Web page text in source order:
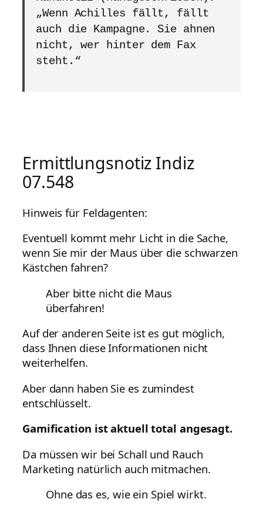
„Wenn Achilles fällt, fällt
auch die Kampagne. Sie ahnen
nicht, wer hinter dem Fax
steht.“
Ermittlungsnotiz Indiz
07.548
Hinweis für Feldagenten:
Eventuell kommt mehr Licht in die Sache,
wenn Sie mir der Maus über die schwarzen
Kästchen fahren?
Aber bitte nicht die Maus
überfahren!
Auf der anderen Seite ist es gut möglich,
dass Ihnen diese Informationen nicht
weiterhelfen.
Aber dann haben Sie es zumindest
entschlüsselt.
Gamification ist aktuell total angesagt.
Da müssen wir bei Schall und Rauch
Marketing natürlich auch mitmachen.
Ohne das es, wie ein Spiel wirkt.